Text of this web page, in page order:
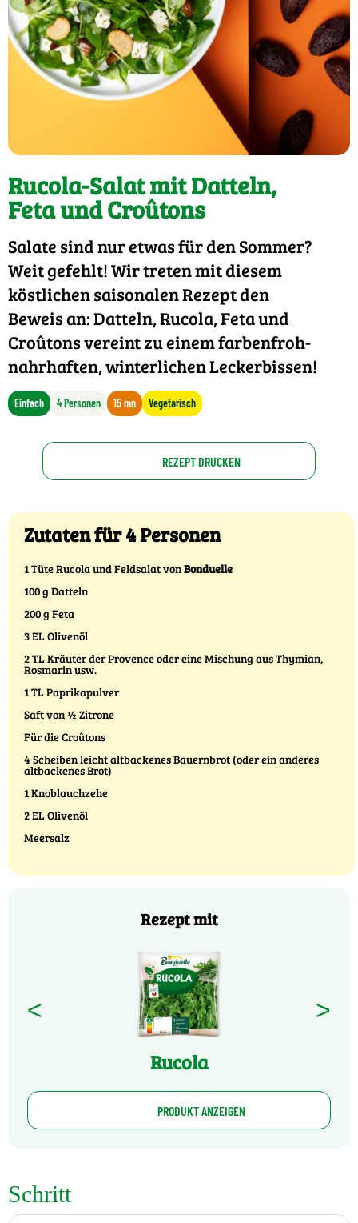
Rucola-Salat mit Datteln,
Feta und Croûtons
Salate sind nur etwas für den Sommer?
Weit gefehlt! Wir treten mit diesem
köstlichen saisonalen Rezept den
Beweis an: Datteln, Rucola, Feta und
Croûtons vereint zu einem farbenfroh-
nahrhaften, winterlichen Leckerbissen!
Einfach 4 Personen 15 mn Vegetarisch
REZEPT DRUCKEN
Zutaten für 4 Personen
1 Tüte Rucola und Feldsalat vonBonduelle
100 g Datteln
200 g Feta
3 EL Olivenöl
2 TL Kräuter der Provence oder eine Mischung aus Thymian,
Rosmarin usw.
1 TL Paprikapulver
Saft von ½ Zitrone
Für die Croûtons
4 Scheiben leicht altbackenes Bauernbrot (oder ein anderes
altbackenes Brot)
1 Knoblauchzehe
2 EL Olivenöl
Meersalz
Rezept mit
<
Rucola
>
PRODUKT ANZEIGEN
Schritt